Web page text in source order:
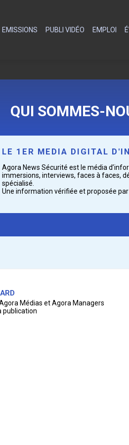
EMISSIONS PUBLI VIDÉO EMPLOI
QUI SOMMES-
LE 1ER MEDIA DIGITAL
Agora News Sécurité est le média
immersions, interviews, faces à faces,
spécialisé.
Une information vérifiée et proposée
Médias et Agora Managers
publication